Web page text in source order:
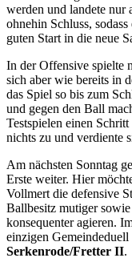
werden und landete nur
ohnehin Schluss,
guten Start in die neue
In der Offensive spielte
sich aber wie bereits in
das Spiel so bis zum
und gegen den Ball
Testspielen einen
nichts zu und verdiente
Am nächsten Sonntag
Erste weiter. Hier
Vollmert die defensive
Ballbesitz mutiger
konsequenter agieren.
einzigen Gemeindeduell
Serkenrode/Fretter II.